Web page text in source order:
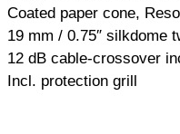
Coated paper cone,
19 mm / 0.75″ silkdome
12 dB cable-crossover
Incl. protection grill